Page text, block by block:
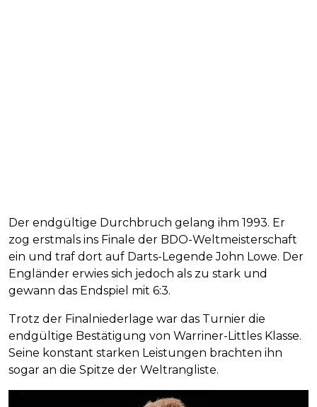
Der endgültige Durchbruch gelang ihm 1993. Er
zog erstmals ins Finale der BDO-Weltmeisterschaft
ein und traf dort auf Darts-Legende John Lowe. Der
Engländer erwies sich jedoch als zu stark und
gewann das Endspiel mit 6:3.
Trotz der Finalniederlage war das Turnier die
endgültige Bestätigung von Warriner-Littles Klasse.
Seine konstant starken Leistungen brachten ihn
sogar an die Spitze der Weltrangliste.